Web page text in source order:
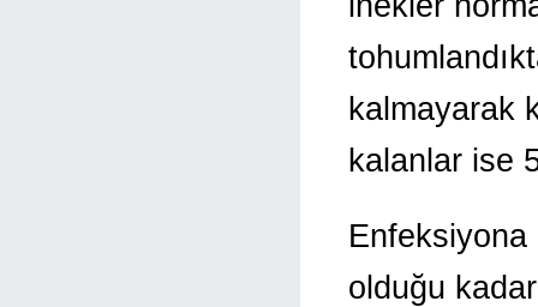
kalmayarak
kalanlar ise
Enfeksiyona
olduğu